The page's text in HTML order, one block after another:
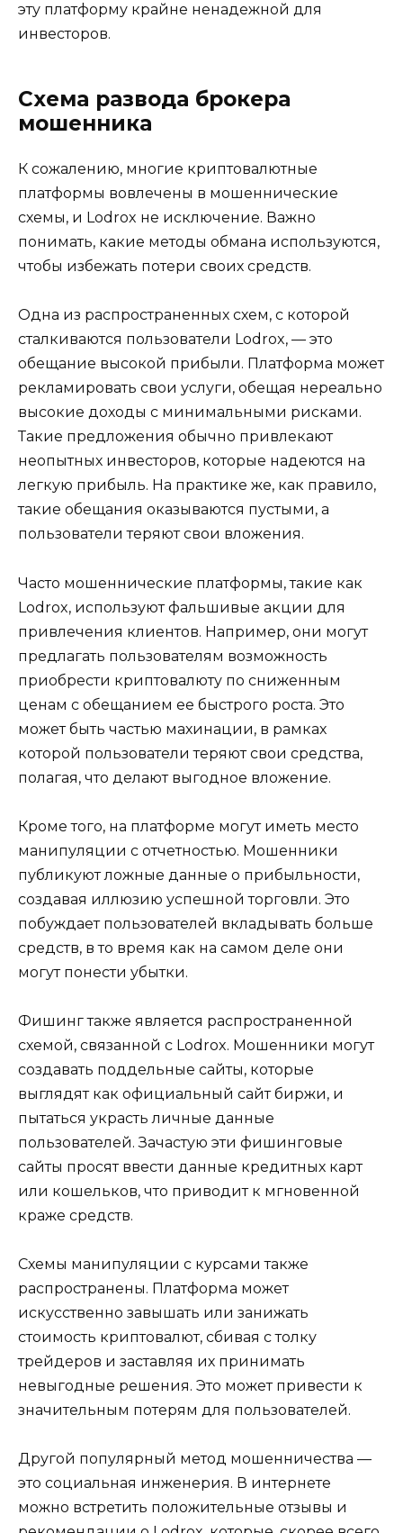
эту платформу крайне ненадежной для
инвесторов.
Схема развода брокера
мошенника
К сожалению, многие криптовалютные
платформы вовлечены в мошеннические
схемы, и Lodrox не исключение. Важно
понимать, какие методы обмана используются,
чтобы избежать потери своих средств.
Одна из распространенных схем, с которой
сталкиваются пользователи Lodrox, — это
обещание высокой прибыли. Платформа может
рекламировать свои услуги, обещая нереально
высокие доходы с минимальными рисками.
Такие предложения обычно привлекают
неопытных инвесторов, которые надеются на
легкую прибыль. На практике же, как правило,
такие обещания оказываются пустыми, а
пользователи теряют свои вложения.
Часто мошеннические платформы, такие как
Lodrox, используют фальшивые акции для
привлечения клиентов. Например, они могут
предлагать пользователям возможность
приобрести криптовалюту по сниженным
ценам с обещанием ее быстрого роста. Это
может быть частью махинации, в рамках
которой пользователи теряют свои средства,
полагая, что делают выгодное вложение.
Кроме того, на платформе могут иметь место
манипуляции с отчетностью. Мошенники
публикуют ложные данные о прибыльности,
создавая иллюзию успешной торговли. Это
побуждает пользователей вкладывать больше
средств, в то время как на самом деле они
могут понести убытки.
Фишинг также является распространенной
схемой, связанной с Lodrox. Мошенники могут
создавать поддельные сайты, которые
выглядят как официальный сайт биржи, и
пытаться украсть личные данные
пользователей. Зачастую эти фишинговые
сайты просят ввести данные кредитных карт
или кошельков, что приводит к мгновенной
краже средств.
Схемы манипуляции с курсами также
распространены. Платформа может
искусственно завышать или занижать
стоимость криптовалют, сбивая с толку
трейдеров и заставляя их принимать
невыгодные решения. Это может привести к
значительным потерям для пользователей.
Другой популярный метод мошенничества —
это социальная инженерия. В интернете
можно встретить положительные отзывы и